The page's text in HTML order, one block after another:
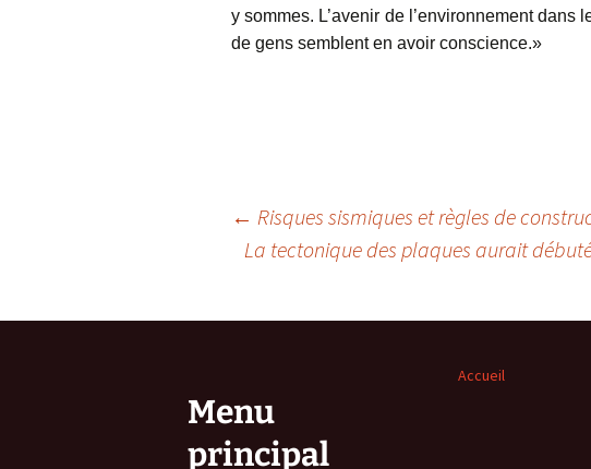
y sommes. L’avenir de l’environnement dans
de gens semblent en avoir conscience.»
articles
← Risques sismiques et règles de
La tectonique des plaques aurait
Menu
principal
Accueil